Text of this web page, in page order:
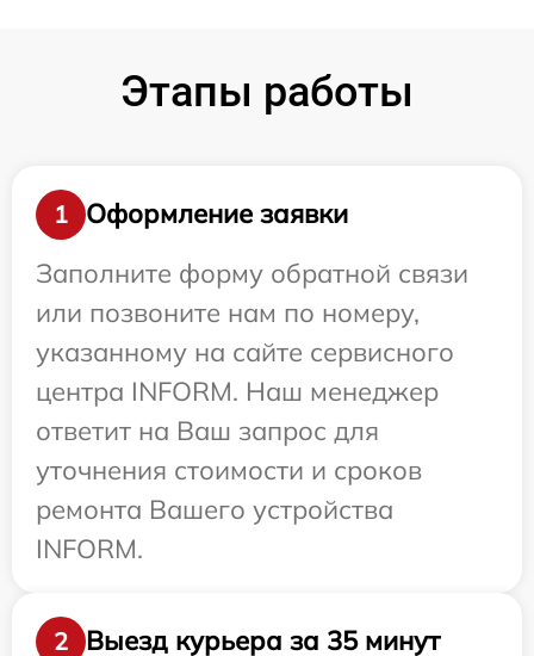
Этапы работы
1
Оформление заявки
Заполните форму обратной связи
или позвоните нам по номеру,
указанному на сайте сервисного
центра INFORM. Наш менеджер
ответит на Ваш запрос для
уточнения стоимости и сроков
ремонта Вашего устройства
INFORM.
2 Выезд курьера за 35 минут